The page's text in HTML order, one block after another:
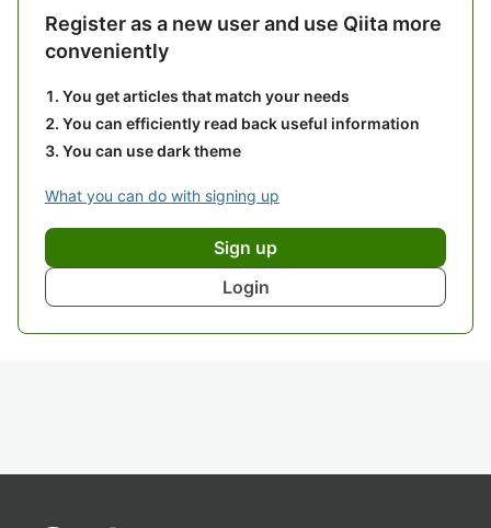
Register as a new user and use Qiita more
conveniently
You get articles that match your needs
You can efficiently read back useful information
You can use dark theme
What you can do with signing up
Sign up
Login